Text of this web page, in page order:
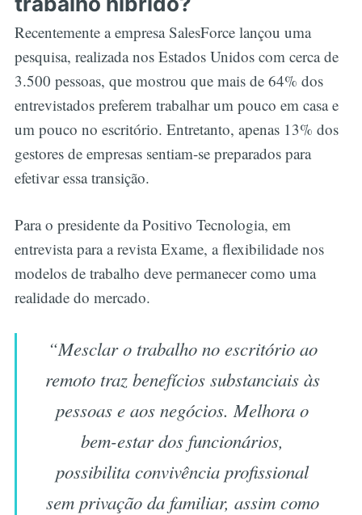
Recentemente a empresa SalesForce lançou uma
pesquisa, realizada nos Estados Unidos com cerca de
3.500 pessoas, que mostrou que mais de 64% dos
entrevistados preferem trabalhar um pouco em casa e
um pouco no escritório. Entretanto, apenas 13% dos
gestores de empresas sentiam-se preparados para
efetivar essa transição.
Para o presidente da Positivo Tecnologia, em
entrevista para a revista Exame, a flexibilidade nos
modelos de trabalho deve permanecer como uma
realidade do mercado.
“Mesclar o trabalho no escritório ao
remoto traz benefícios substanciais às
pessoas e aos negócios. Melhora o
bem-estar dos funcionários,
possibilita convivência profissional
sem privação da familiar, assim como